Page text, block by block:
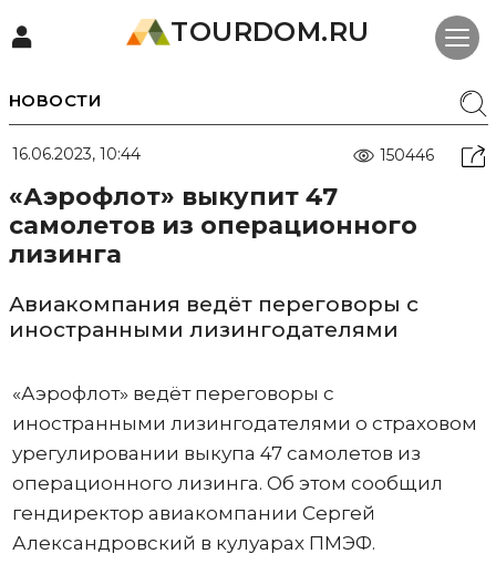
TOURDOM.RU
НОВОСТИ
16.06.2023, 10:44 150446
«Аэрофлот» выкупит 47
самолетов из операционного
лизинга
Авиакомпания ведёт переговоры с
иностранными лизингодателями
«Аэрофлот» ведёт переговоры с
иностранными лизингодателями о страховом
урегулировании выкупа 47 самолетов из
операционного лизинга. Об этом сообщил
гендиректор авиакомпании Сергей
Александровский в кулуарах ПМЭФ.